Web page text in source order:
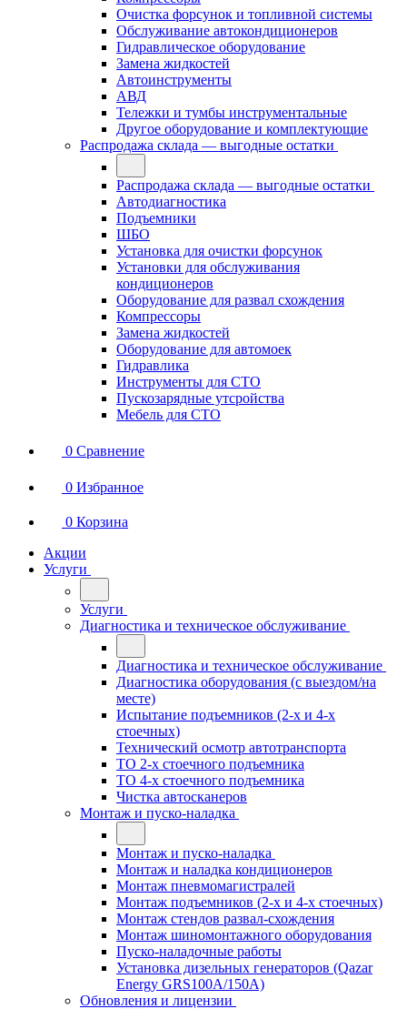
Очистка форсунок и топливной системы
Обслуживание автокондиционеров
Гидравлическое оборудование
Замена жидкостей
Автоинструменты
АВД
Тележки и тумбы инструментальные
Другое оборудование и комплектующие
Распродажа склада — выгодные остатки
Распродажа склада — выгодные остатки
Автодиагностика
Подъемники
ШБО
Установка для очистки форсунок
Установки для обслуживания
кондиционеров
Оборудование для развал схождения
Компрессоры
Замена жидкостей
Оборудование для автомоек
Гидравлика
Инструменты для СТО
Пускозарядные утсройства
Мебель для СТО
0 Сравнение
0 Избранное
0 Корзина
Акции
Услуги
Услуги
Диагностика и техническое обслуживание
Диагностика и техническое обслуживание
Диагностика оборудования (с выездом/на
месте)
Испытание подъемников (2-х и 4-х
стоечных)
Технический осмотр автотранспорта
ТО 2-х стоечного подъемника
ТО 4-х стоечного подъемника
Чистка автосканеров
Монтаж и пуско-наладка
Монтаж и пуско-наладка
Монтаж и наладка кондиционеров
Монтаж пневмомагистралей
Монтаж подъемников (2-х и 4-х стоечных)
Монтаж стендов развал-схождения
Монтаж шиномонтажного оборудования
Пуско-наладочные работы
Установка дизельных генераторов (Qazar
Energy GRS100A/150A)
Обновления и лицензии